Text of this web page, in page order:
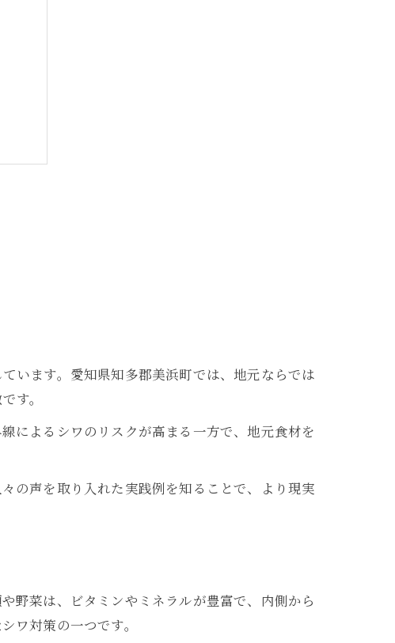
います。愛知県知多郡美浜町では、地元ならでは
す。
によるシワのリスクが高まる一方で、地元食材を
の声を取り入れた実践例を知ることで、より現実
野菜は、ビタミンやミネラルが豊富で、内側から
ワ対策の一つです。